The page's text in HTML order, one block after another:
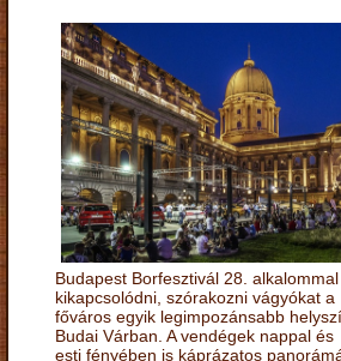
Budapest Borfesztivál 28.
kikapcsolódni, szórakozni vágyókat a
főváros egyik legimpozánsabb
Budai Várban. A vendégek nappal és
esti fényében is káprázatos